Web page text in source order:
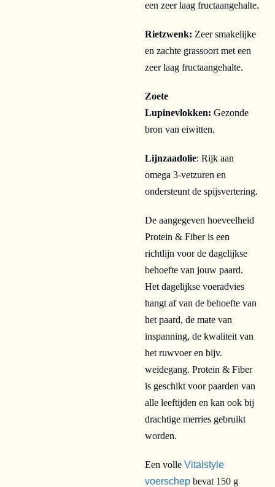
een zeer laag fructaangehalte.
Rietzwenk: Zeer smakelijke
en zachte grassoort met een
zeer laag fructaangehalte.
Zoete
Lupinevlokken: Gezonde
bron van eiwitten.
Lijnzaadolie: Rijk aan
omega 3-vetzuren en
ondersteunt de spijsvertering.
De aangegeven hoeveelheid
Protein & Fiber is een
richtlijn voor de dagelijkse
behoefte van jouw paard.
Het dagelijkse voeradvies
hangt af van de behoefte van
het paard, de mate van
inspanning, de kwaliteit van
het ruwvoer en bijv.
weidegang. Protein & Fiber
is geschikt voor paarden van
alle leeftijden en kan ook bij
drachtige merries gebruikt
worden.
Een volleVitalstyle
voerschep bevat 150 g